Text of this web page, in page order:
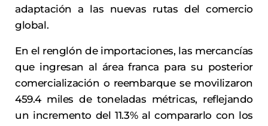
adaptación a las nuevas rutas del comercio
global.
En el renglón de importaciones, las mercancías
que ingresan al área franca para su posterior
comercialización o reembarque se movilizaron
459.4 miles de toneladas métricas, reflejando
un incremento del 11.3% al compararlo con los